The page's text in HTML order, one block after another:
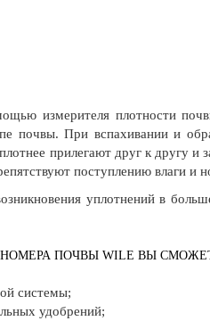
измерителя плотности
почвы. При вспахивании и
прилегают друг к другу
поступлению влаги и
уплотнений в
ПОЧВЫ WILE ВЫ
системы;
удобрений;